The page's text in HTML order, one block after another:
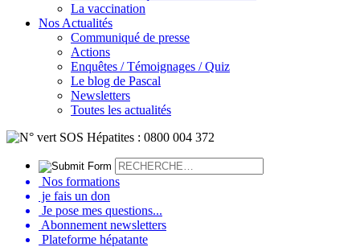
La vaccination
Nos Actualités
Communiqué de presse
Actions
Enquêtes / Témoignages / Quiz
Le blog de Pascal
Newsletters
Toutes les actualités
Nos formations
je fais un don
Je pose mes questions...
Abonnement newsletters
Plateforme hépatante